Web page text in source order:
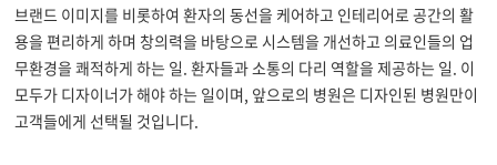
브랜드 이미지를 비롯하여 환자의 동선을 케어하고 인테리어로 공간의 활
용을 편리하게 하며 창의력을 바탕으로 시스템을 개선하고 의료인들의 업
무환경을 쾌적하게 하는 일. 환자들과 소통의 다리 역할을 제공하는 일. 이
모두가 디자이너가 해야 하는 일이며, 앞으로의 병원은 디자인된 병원만이
고객들에게 선택될 것입니다.